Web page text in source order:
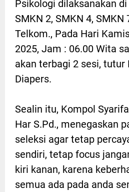
Psikologi dilaksanakan di
SMKN 2, SMKN 4, SMKN
Telkom., Pada Hari
2025, Jam : 06.00 Wita
akan terbagi 2 sesi, tutur
Diapers.
Sealin itu, Kompol
Har S.Pd., menegaskan
seleksi agar tetap
sendiri, tetap focus
kiri kanan, karena
semua ada pada anda